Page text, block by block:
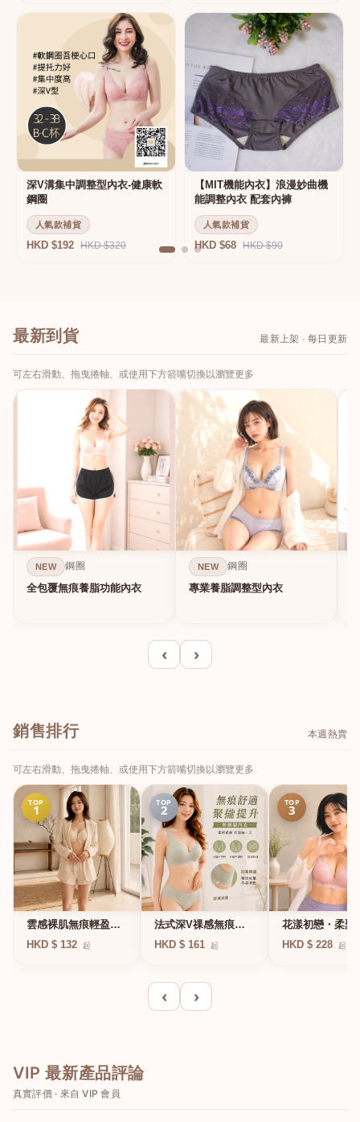
深V溝集中調整型內衣-健康軟
鋼圈
人氣款補貨
HKD $192 HKD $320
【MIT機能內衣】浪漫妙曲機
能調整內衣 配套內褲
人氣款補貨
HKD $68 HKD $90
最新到貨 最新上架 · 每日更新
可左右滑動、拖曳捲軸、或使用下方箭嘴切換以瀏覽更多
NEW 鋼圈
全包覆無痕養脂功能內衣
NEW 鋼圈
專業養脂調整型內衣
‹ ›
銷售排行 本週熱賣
可左右滑動、拖曳捲軸、或使用下方箭嘴切換以瀏覽更多
TOP
1
雲感裸肌無痕輕盈無
鋼圈內衣
HKD $ 132 起
TOP
2
法式深V祼感無痕果
凍軟支撐條無鋼圈內
HKD $ 161 起
TOP
3
花漾初戀・柔聚
圈蕾絲內衣
HKD $ 228 起
‹ ›
VIP 最新產品評論
真實評價 · 來自 VIP 會員